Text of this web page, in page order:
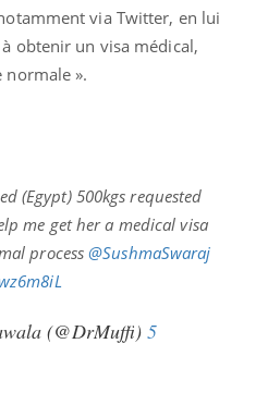
via Twitter, en lui
obtenir un visa médical,
normale ».
(Egypt) 500kgs requested
me get her a medical visa
process@SushmaSwaraj
(@DrMuffi) 5